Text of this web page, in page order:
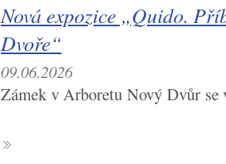
Nová expozice „Quido.
Dvoře“
09.06.2026
Zámek v Arboretu Nový Dvůr se